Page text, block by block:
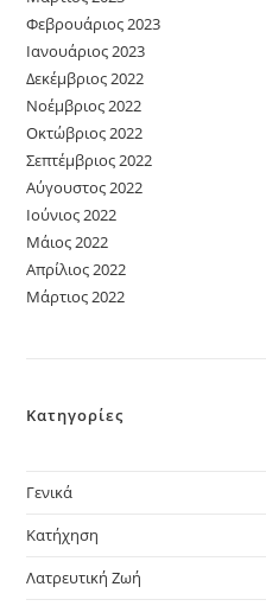
Φεβρουάριος 2023
Ιανουάριος 2023
Δεκέμβριος 2022
Νοέμβριος 2022
Οκτώβριος 2022
Σεπτέμβριος 2022
Αύγουστος 2022
Ιούνιος 2022
Μάιος 2022
Απρίλιος 2022
Μάρτιος 2022
Κατηγορίες
Γενικά
Κατήχηση
Λατρευτική Ζωή